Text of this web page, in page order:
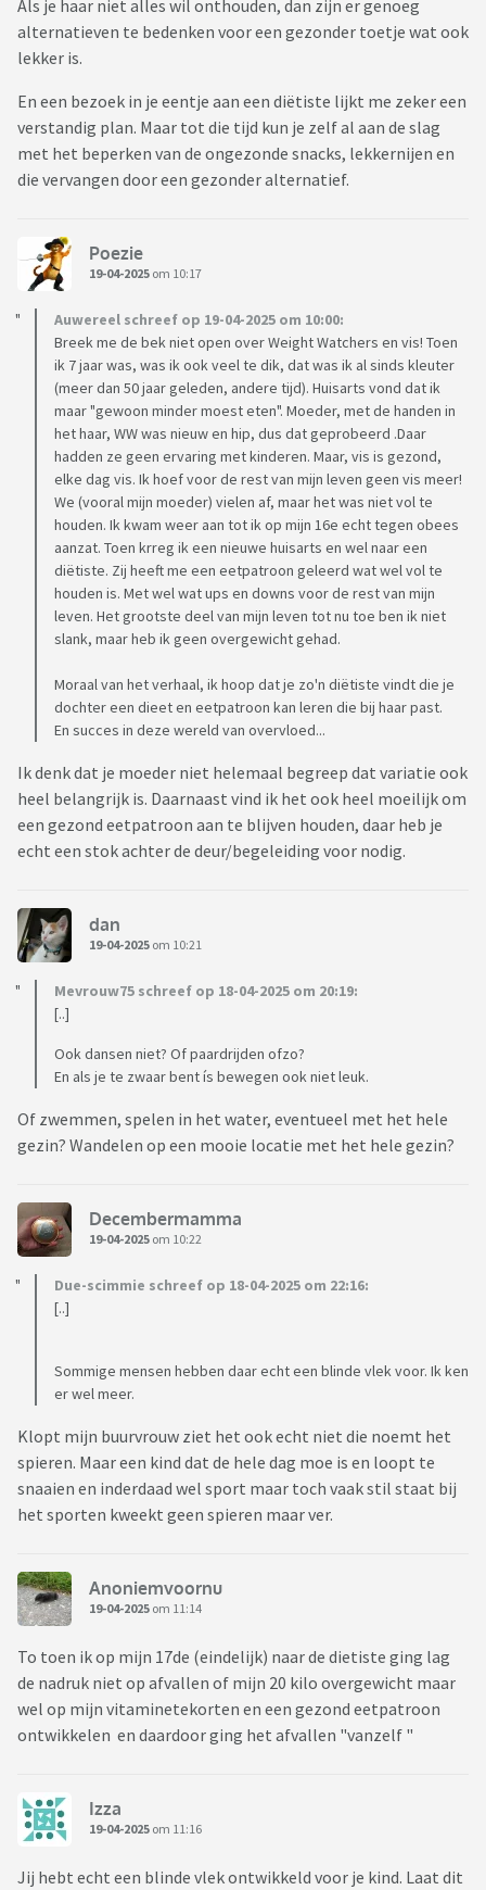
Als je haar niet alles wil onthouden, dan zijn er genoeg
alternatieven te bedenken voor een gezonder toetje wat ook
lekker is.
En een bezoek in je eentje aan een diëtiste lijkt me zeker een
verstandig plan. Maar tot die tijd kun je zelf al aan de slag
met het beperken van de ongezonde snacks, lekkernijen en
die vervangen door een gezonder alternatief.
Poezie
19-04-2025 om 10:17
Auwereel schreef op 19-04-2025 om 10:00:
Breek me de bek niet open over Weight Watchers en vis! Toen
ik 7 jaar was, was ik ook veel te dik, dat was ik al sinds kleuter
(meer dan 50 jaar geleden, andere tijd). Huisarts vond dat ik
maar "gewoon minder moest eten". Moeder, met de handen in
het haar, WW was nieuw en hip, dus dat geprobeerd .Daar
hadden ze geen ervaring met kinderen. Maar, vis is gezond,
elke dag vis. Ik hoef voor de rest van mijn leven geen vis meer!
We (vooral mijn moeder) vielen af, maar het was niet vol te
houden. Ik kwam weer aan tot ik op mijn 16e echt tegen obees
aanzat. Toen krreg ik een nieuwe huisarts en wel naar een
diëtiste. Zij heeft me een eetpatroon geleerd wat wel vol te
houden is. Met wel wat ups en downs voor de rest van mijn
leven. Het grootste deel van mijn leven tot nu toe ben ik niet
slank, maar heb ik geen overgewicht gehad.
Moraal van het verhaal, ik hoop dat je zo'n diëtiste vindt die je
dochter een dieet en eetpatroon kan leren die bij haar past.
En succes in deze wereld van overvloed...
Ik denk dat je moeder niet helemaal begreep dat variatie ook
heel belangrijk is. Daarnaast vind ik het ook heel moeilijk om
een gezond eetpatroon aan te blijven houden, daar heb je
echt een stok achter de deur/begeleiding voor nodig.
dan
19-04-2025 om 10:21
Mevrouw75 schreef op 18-04-2025 om 20:19:
[..]
Ook dansen niet? Of paardrijden ofzo?
En als je te zwaar bent ís bewegen ook niet leuk.
Of zwemmen, spelen in het water, eventueel met het hele
gezin? Wandelen op een mooie locatie met het hele gezin?
Decembermamma
19-04-2025 om 10:22
Due-scimmie schreef op 18-04-2025 om 22:16:
[..]
Sommige mensen hebben daar echt een blinde vlek voor. Ik ken
er wel meer.
Klopt mijn buurvrouw ziet het ook echt niet die noemt het
spieren. Maar een kind dat de hele dag moe is en loopt te
snaaien en inderdaad wel sport maar toch vaak stil staat bij
het sporten kweekt geen spieren maar ver.
Anoniemvoornu
19-04-2025 om 11:14
To toen ik op mijn 17de (eindelijk) naar de dietiste ging lag
de nadruk niet op afvallen of mijn 20 kilo overgewicht maar
wel op mijn vitaminetekorten en een gezond eetpatroon
ontwikkelen en daardoor ging het afvallen "vanzelf "
Izza
19-04-2025 om 11:16
Jij hebt echt een blinde vlek ontwikkeld voor je kind. Laat dit